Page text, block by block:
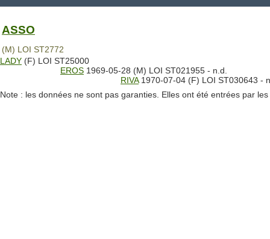
ASSO
(M) LOI ST2772
LADY (F) LOI ST25000
EROS 1969-05-28 (M) LOI ST021955 - n.d.
RIVA1970-07-04 (F) LOI ST030643 -
Note : les données ne sont pas garanties. Elles ont été entrées par